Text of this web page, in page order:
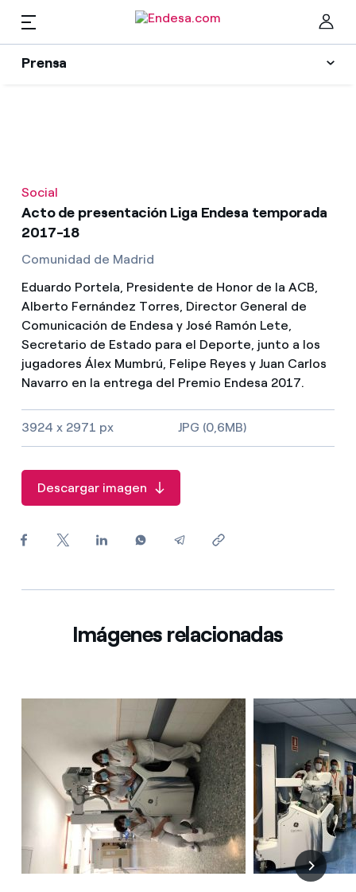
Prensa
Prensa
Encuentra la tarifa que más te conviene
Compara nuestras tarifas de empresa y ahorra
Por cada kWh que ahorres, te descontamos otro
¿Cómo ver mis facturas de Endesa?
Ofertas para autónomos y Pymes
Recursos
Colecciones
Contactos prensa
La cara e
ES
Social
Acto de presentación Liga Endesa temporada
2017-18
Comunidad de Madrid
Eduardo Portela, Presidente de Honor de la ACB,
Alberto Fernández Torres, Director General de
Comunicación de Endesa y José Ramón Lete,
Secretario de Estado para el Deporte, junto a los
jugadores Álex Mumbrú, Felipe Reyes y Juan Carlos
Navarro en la entrega del Premio Endesa 2017.
3924 x 2971 px JPG (0,6MB)
Descargar imagen
Imágenes relacionadas